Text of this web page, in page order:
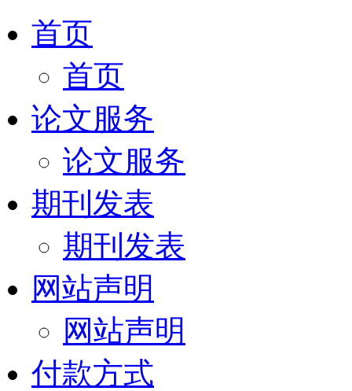
首页
首页
论文服务
论文服务
期刊发表
期刊发表
网站声明
网站声明
付款方式